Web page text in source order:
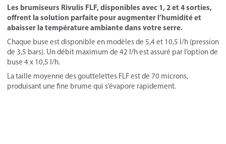
Les brumiseurs Rivulis FLF, disponibles avec 1, 2 et 4 sorties,
offrent la solution parfaite pour augmenter l’humidité et
abaisser la température ambiante dans votre serre.
Chaque buse est disponible en modèles de 5,4 et 10,5 l/h (pression
de 3,5 bars). Un débit maximum de 42 l/h est assuré par l’option de
buse 4 x 10,5 l/h.
La taille moyenne des gouttelettes FLF est de 70 microns,
produisant une fine brume qui s’évapore rapidement.